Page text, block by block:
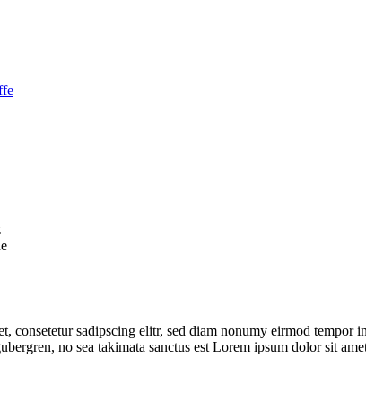
consetetur sadipscing elitr, sed diam nonumy eirmod
no sea takimata sanctus est Lorem ipsum dolor sit